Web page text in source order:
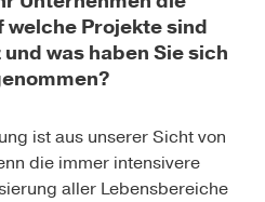
Projekte sind
was haben Sie sich
ist aus unserer Sicht von
die immer intensivere
aller Lebensbereiche